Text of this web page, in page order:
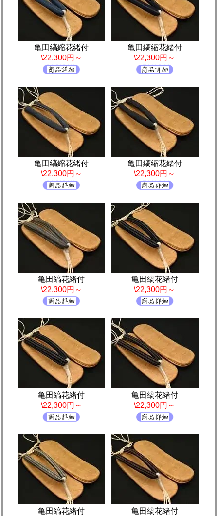
亀田縞縮花緒付
\22,300円～
亀田縞縮花緒付
\22,300円～
亀田縞縮花緒付
\22,300円～
亀田縞縮花緒付
\22,300円～
亀田縞花緒付
\22,300円～
亀田縞花緒付
\22,300円～
亀田縞花緒付
\22,300円～
亀田縞花緒付
\22,300円～
亀田縞花緒付 亀田縞花緒付